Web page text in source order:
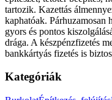
tartozik. Kazettás
kaphatóak. Párhuzamosan
gyors és pontos
drága. A készpénzfizetés
bankkártyás fizetés is
Kategóriák